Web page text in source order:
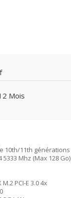
Mois
10th/11th générations
5333 Mhz (Max 128 Go)
PCI-E 3.0 4x